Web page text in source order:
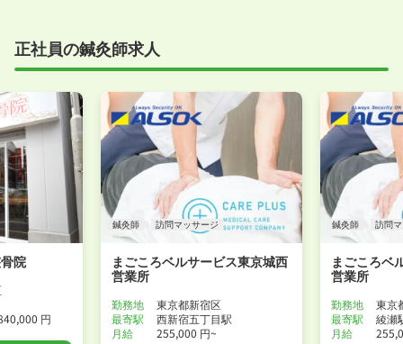
正社員の鍼灸師求人
院
円
鍼灸師 訪問マッサージ
まごころベルサービス東京城西
営業所
勤務地
東京都新宿区
最寄駅
西新宿五丁目駅
月給
255,000 円~
鍼灸師 訪問
まごころベ
営業所
勤務地
東京
最寄駅
綾瀬
月給